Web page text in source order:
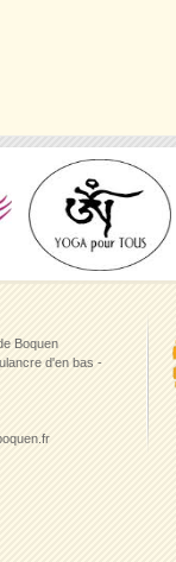
Boquen
d'en bas -